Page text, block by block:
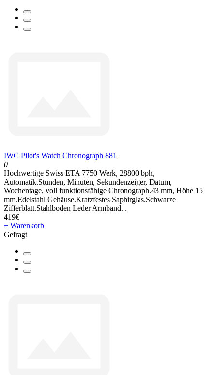
IWC Pilot's Watch Chronograph 881
0
Hochwertige Swiss ETA 7750 Werk, 28800 bph,
Automatik.Stunden, Minuten, Sekundenzeiger, Datum,
Wochentage, voll funktionsfähige Chronograph.43 mm, Höhe 15
mm.Edelstahl Gehäuse.Kratzfestes Saphirglas.Schwarze
Zifferblatt.Stahlboden Leder Armband...
419€
+ Warenkorb
Gefragt